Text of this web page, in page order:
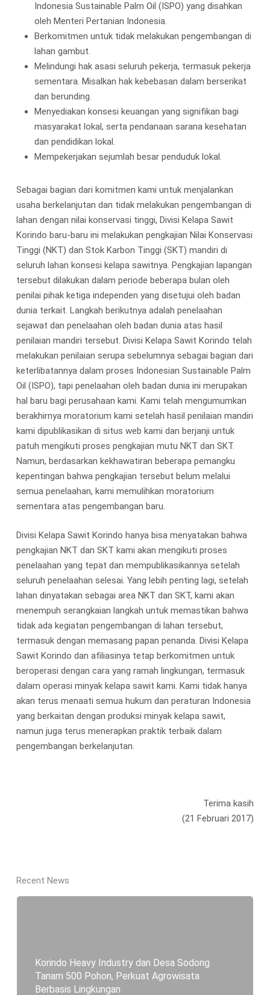
Indonesia Sustainable Palm Oil (ISPO) yang disahkan
oleh Menteri Pertanian Indonesia.
Berkomitmen untuk tidak melakukan pengembangan di
lahan gambut.
Melindungi hak asasi seluruh pekerja, termasuk pekerja
sementara. Misalkan hak kebebasan dalam berserikat
dan berunding.
Menyediakan konsesi keuangan yang signifikan bagi
masyarakat lokal, serta pendanaan sarana kesehatan
dan pendidikan lokal.
Mempekerjakan sejumlah besar penduduk lokal.
Sebagai bagian dari komitmen kami untuk menjalankan
usaha berkelanjutan dan tidak melakukan pengembangan di
lahan dengan nilai konservasi tinggi, Divisi Kelapa Sawit
Korindo baru-baru ini melakukan pengkajian Nilai Konservasi
Tinggi (NKT) dan Stok Karbon Tinggi (SKT) mandiri di
seluruh lahan konsesi kelapa sawitnya. Pengkajian lapangan
tersebut dilakukan dalam periode beberapa bulan oleh
penilai pihak ketiga independen yang disetujui oleh badan
dunia terkait. Langkah berikutnya adalah penelaahan
sejawat dan penelaahan oleh badan dunia atas hasil
penilaian mandiri tersebut. Divisi Kelapa Sawit Korindo telah
melakukan penilaian serupa sebelumnya sebagai bagian dari
keterlibatannya dalam proses Indonesian Sustainable Palm
Oil (ISPO), tapi penelaahan oleh badan dunia ini merupakan
hal baru bagi perusahaan kami. Kami telah mengumumkan
berakhirnya moratorium kami setelah hasil penilaian mandiri
kami dipublikasikan di situs web kami dan berjanji untuk
patuh mengikuti proses pengkajian mutu NKT dan SKT.
Namun, berdasarkan kekhawatiran beberapa pemangku
kepentingan bahwa pengkajian tersebut belum melalui
semua penelaahan, kami memulihkan moratorium
sementara atas pengembangan baru.
Divisi Kelapa Sawit Korindo hanya bisa menyatakan bahwa
pengkajian NKT dan SKT kami akan mengikuti proses
penelaahan yang tepat dan mempublikasikannya setelah
seluruh penelaahan selesai. Yang lebih penting lagi, setelah
lahan dinyatakan sebagai area NKT dan SKT, kami akan
menempuh serangkaian langkah untuk memastikan bahwa
tidak ada kegiatan pengembangan di lahan tersebut,
termasuk dengan memasang papan penanda. Divisi Kelapa
Sawit Korindo dan afiliasinya tetap berkomitmen untuk
beroperasi dengan cara yang ramah lingkungan, termasuk
dalam operasi minyak kelapa sawit kami. Kami tidak hanya
akan terus menaati semua hukum dan peraturan Indonesia
yang berkaitan dengan produksi minyak kelapa sawit,
namun juga terus menerapkan praktik terbaik dalam
pengembangan berkelanjutan.
Terima kasih
(21 Februari 2017)
Recent News
Korindo Heavy Industry dan Desa Sodong
Tanam 500 Pohon, Perkuat Agrowisata
Berbasis Lingkungan